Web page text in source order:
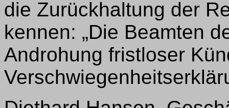
die Zurückhaltung der
kennen: „Die Beamten
Androhung fristloser